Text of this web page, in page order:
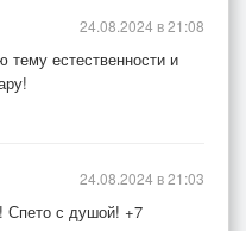
естественности и
24.08.2024 в 21:08
Спето с душой! +7
24.08.2024 в 21:03